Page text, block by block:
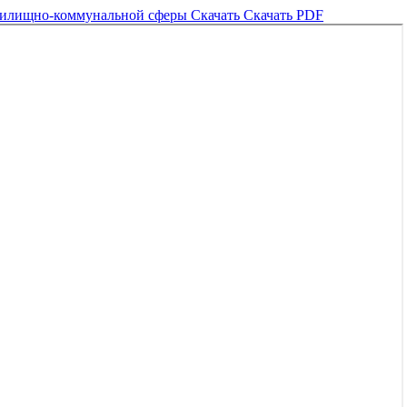
коммунальной сферы Скачать Скачать PDF